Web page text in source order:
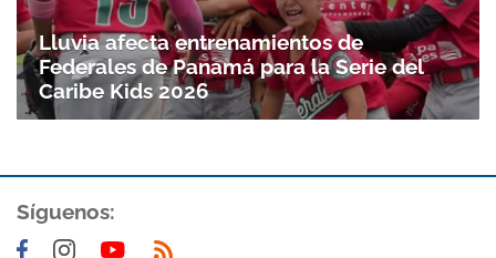
Lluvia afecta entrenamientos de
Federales de Panamá para la Serie del
Caribe Kids 2026
Síguenos: